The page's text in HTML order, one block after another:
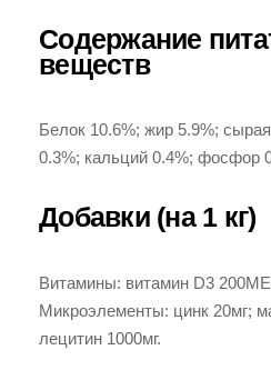
Содержание
веществ
Белок 10.6%; жир 5.9%;
0.3%; кальций 0.4%; фосфор
Добавки (на 1 кг)
Витамины: витамин D3
Микроэлементы: цинк 20мг;
лецитин 1000мг.